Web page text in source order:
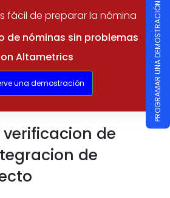
fácil de preparar la nómina
de nóminas sin problemas
Altametrics
una demostración
de
de
PROGRAMAR UNA DEMOSTRACIÓN